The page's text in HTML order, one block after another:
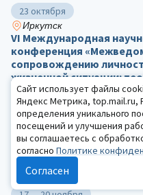
23 октября
Иркутск
VI Международная
конференция
сопровождению
жизненной ситуации:
5 — 6 ноября
Самара, online
Всероссийская научная
международным
актуальной психологии»
Сайт использует файлы
Яндекс Метрика, top.mail.ru,
определения уникального
посещений и улучшения
вы соглашаетесь с
согласно Политике
Согласен